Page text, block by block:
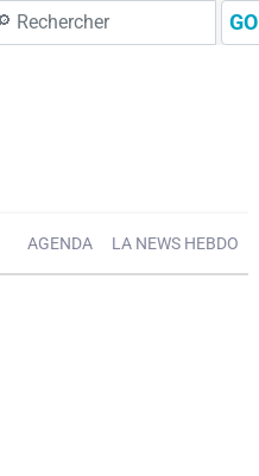
GO
AGENDA LA NEWS HEBDO